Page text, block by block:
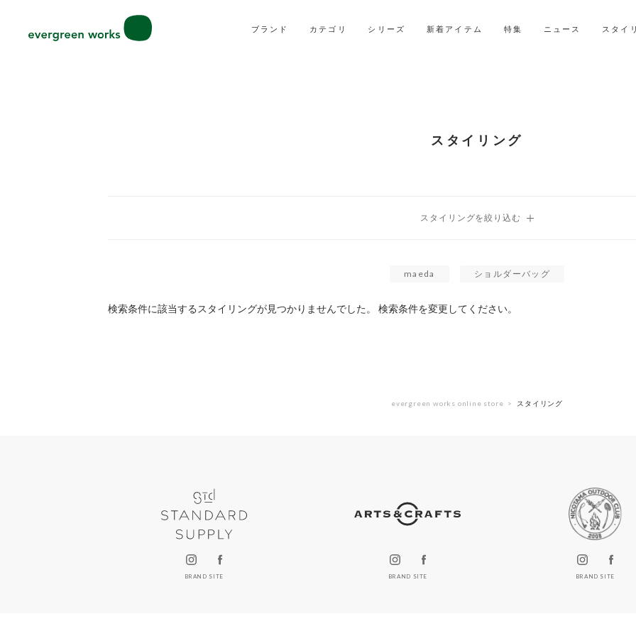
ブランド
カテゴリ シリーズ 新着アイテム 特集 ニュース スタイ
スタイリング
maeda ショルダーバッグ
検索条件に該当するスタイリングが見つかりませんでした。 検索条件を変更してください。
evergreen works online store スタイリング
BRAND SITE BRAND SITE BRAND SITE